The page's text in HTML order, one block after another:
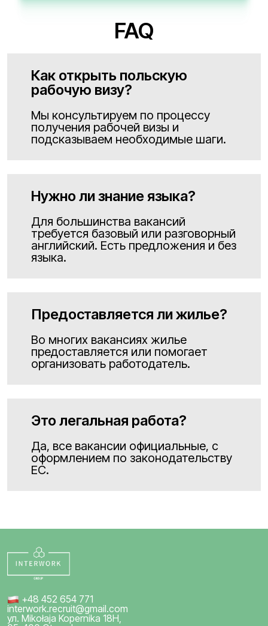
FAQ
Как открыть польскую
рабочую визу?
Мы консультируем по процессу
получения рабочей визы и
подсказываем необходимые шаги.
Нужно ли знание языка?
Для большинства вакансий
требуется базовый или разговорный
английский. Есть предложения и без
языка.
Предоставляется ли жилье?
Во многих вакансиях жилье
предоставляется или помогает
организовать работодатель.
Это легальная работа?
Да, все вакансии официальные, с
оформлением по законодательству
ЕС.
+48 452 654 771
interwork.recruit@gmail.com
ул. Mikołaja Kopernika 18H,